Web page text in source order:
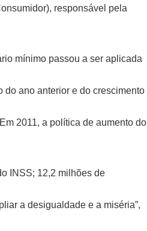
responsável pela
mínimo passou a ser aplicada
do ano anterior e do crescimento
2011, a política de aumento do
INSS; 12,2 milhões de
a desigualdade e a miséria”,